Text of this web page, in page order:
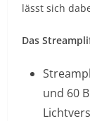
lässt sich
Das
und 60